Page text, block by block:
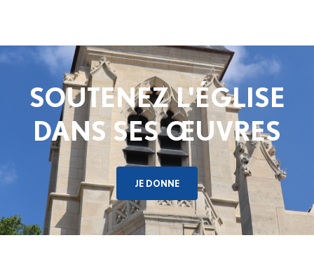
SOUTENEZ L'ÉGLISE
DANS SES ŒUVRES
JE DONNE